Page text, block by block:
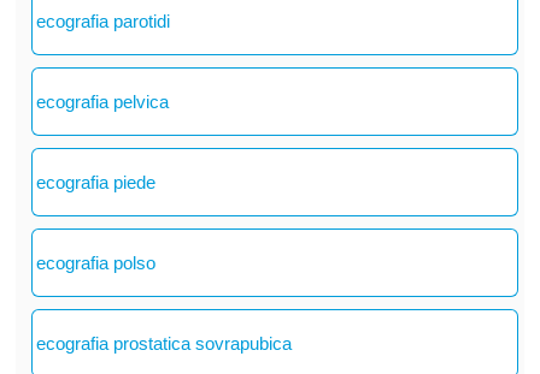
ecografia parotidi
ecografia pelvica
ecografia piede
ecografia polso
ecografia prostatica sovrapubica